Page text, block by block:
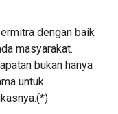
dengan baik
masyarakat.
bukan hanya
untuk